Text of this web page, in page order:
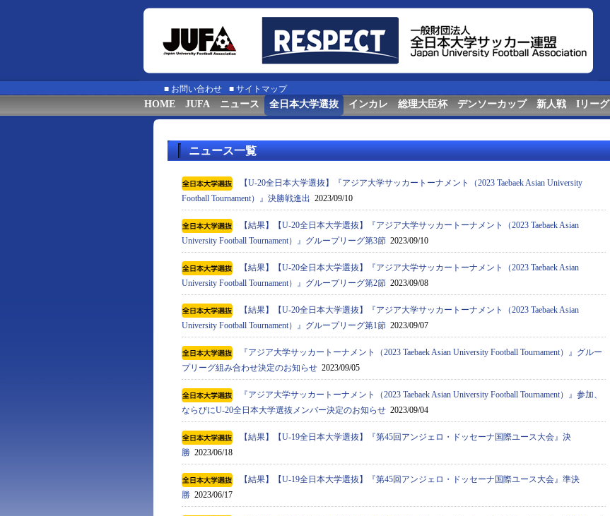
■ お問い合わせ ■ サイトマップ
HOME JUFA ニュース 全日本大学選抜 インカレ 総理大臣杯 デンソーカップ 新人戦 Iリーグ
ニュース一覧
【U-20全日本大学選抜】『アジア⼤学サッカートーナメント（2023 Taebaek Asian University
Football Tournament）』決勝戦進出 2023/09/10
【結果】【U-20全日本大学選抜】『アジア⼤学サッカートーナメント（2023 Taebaek Asian
University Football Tournament）』グループリーグ第3節 2023/09/10
【結果】【U-20全日本大学選抜】『アジア⼤学サッカートーナメント（2023 Taebaek Asian
University Football Tournament）』グループリーグ第2節 2023/09/08
【結果】【U-20全日本大学選抜】『アジア⼤学サッカートーナメント（2023 Taebaek Asian
University Football Tournament）』グループリーグ第1節 2023/09/07
『アジア⼤学サッカートーナメント（2023 Taebaek Asian University Football Tournament）』グルー
プリーグ組み合わせ決定のお知らせ 2023/09/05
『アジア⼤学サッカートーナメント（2023 Taebaek Asian University Football Tournament）』参加、
ならびにU-20全日本大学選抜メンバー決定のお知らせ 2023/09/04
【結果】【U-19全日本大学選抜】『第45回アンジェロ・ドッセーナ国際ユース大会』決
勝 2023/06/18
【結果】【U-19全日本大学選抜】『第45回アンジェロ・ドッセーナ国際ユース大会』準決
勝 2023/06/17